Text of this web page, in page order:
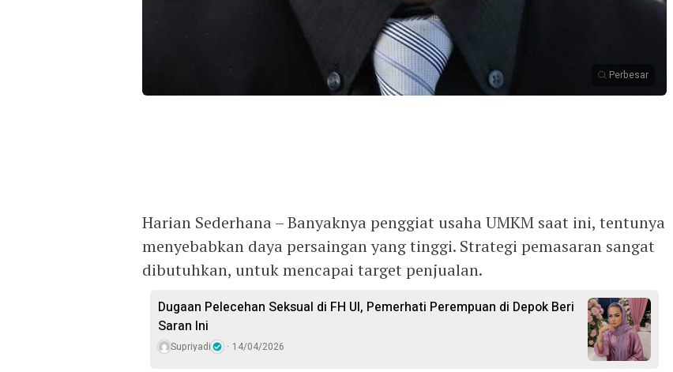
Perbesar
Harian Sederhana – Banyaknya penggiat usaha UMKM saat ini, tentunya
menyebabkan daya persaingan yang tinggi. Strategi pemasaran sangat
dibutuhkan, untuk mencapai target penjualan.
Dugaan Pelecehan Seksual di FH UI, Pemerhati Perempuan di Depok Beri
Saran Ini
Supriyadi 14/04/2026